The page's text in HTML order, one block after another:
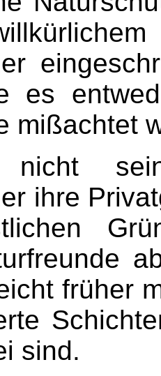
es
mißachtet
ihre
früher
sind.